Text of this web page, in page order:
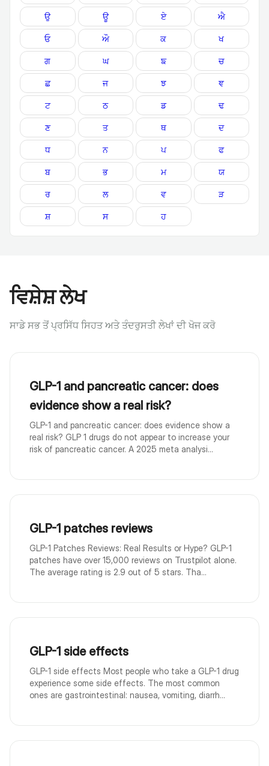
ਉ ਊ ਏ ਐ
ਓ ਔ ਕ ਖ
ਗ ਘ ਙ ਚ
ਛ ਜ ਝ ਞ
ਟ ਠ ਡ ਢ
ਣ ਤ ਥ ਦ
ਧ ਨ ਪ ਫ
ਬ ਭ ਮ ਯ
ਰ ਲ ਵ ੜ
ਸ਼ ਸ ਹ
ਵਿਸ਼ੇਸ਼ ਲੇਖ
ਸਾਡੇ ਸਭ ਤੋਂ ਪ੍ਰਸਿੱਧ ਸਿਹਤ ਅਤੇ ਤੰਦਰੁਸਤੀ ਲੇਖਾਂ ਦੀ ਖੋਜ ਕਰੋ
GLP-1 and pancreatic cancer: does
evidence show a real risk?
GLP-1 and pancreatic cancer: does evidence show a
real risk? GLP 1 drugs do not appear to increase your
risk of pancreatic cancer. A 2025 meta analysi...
GLP-1 patches reviews
GLP-1 Patches Reviews: Real Results or Hype? GLP-1
patches have over 15,000 reviews on Trustpilot alone.
The average rating is 2.9 out of 5 stars. Tha...
GLP-1 side effects
GLP-1 side effects Most people who take a GLP-1 drug
experience some side effects. The most common
ones are gastrointestinal: nausea, vomiting, diarrh...